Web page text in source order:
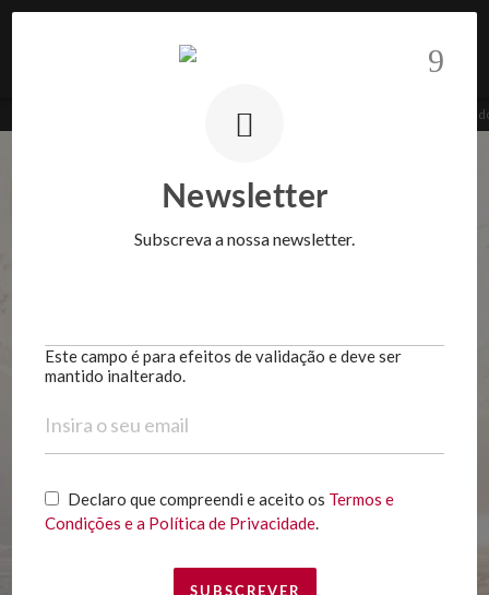
Propriedades No Coração do
Saber mais
mantido inalterado.
Newsletter
Subscreva a nossa newsletter.
Este campo é para efeitos de validação e deve ser
mantido inalterado.
Declaro que compreendi e aceito os Termos e
Condições e a Política de Privacidade.